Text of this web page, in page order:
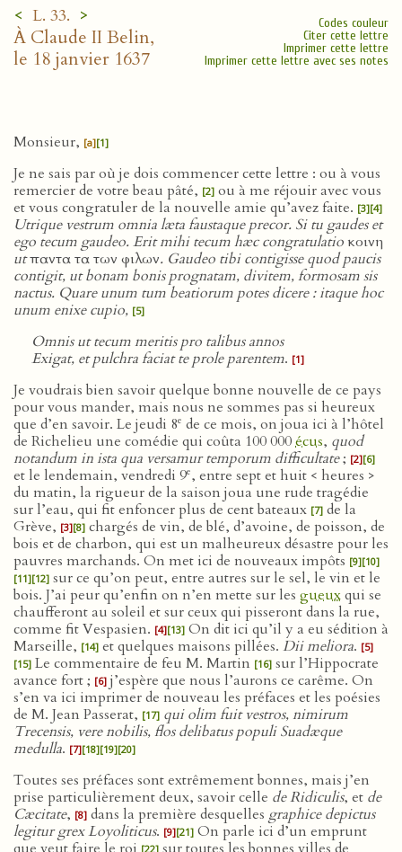
< L. 33. >
À Claude II Belin,
le 18 janvier 1637
Codes couleur
Citer cette lettre
Imprimer cette lettre
Imprimer cette lettre avec ses notes
Monsieur, [a][1]
Je ne sais par où je dois commencer cette lettre : ou à vous
remercier de votre beau pâté, [2] ou à me réjouir avec vous
et vous congratuler de la nouvelle amie qu’avez faite. [3][4]
Utrique vestrum omnia læta faustaque precor. Si tu gaudes et
ego tecum gaudeo. Erit mihi tecum hæc congratulatioκοινη
utπαντα τα των φιλων. Gaudeo tibi contigisse quod paucis
contigit, ut bonam bonis prognatam, divitem, formosam sis
nactus. Quare unum tum beatiorum potes dicere : itaque hoc
unum enixe cupio, [5]
Omnis ut tecum meritis pro talibus annos
Exigat, et pulchra faciat te prole parentem. [1]
Je voudrais bien savoir quelque bonne nouvelle de ce pays
pour vous mander, mais nous ne sommes pas si heureux
que d’en savoir. Le jeudi 8e de ce mois, on joua ici à l’hôtel
de Richelieu une comédie qui coûta 100 000écus, quod
notandum in ista qua versamur temporum difficultate; [2][6]
et le lendemain, vendredi 9e, entre sept et huit < heures >
du matin, la rigueur de la saison joua une rude tragédie
sur l’eau, qui fit enfoncer plus de cent bateaux [7] de la
Grève, [3][8] chargés de vin, de blé, d’avoine, de poisson, de
bois et de charbon, qui est un malheureux désastre pour les
pauvres marchands. On met ici de nouveaux impôts [9][10]
[11][12] sur ce qu’on peut, entre autres sur le sel, le vin et le
bois. J’ai peur qu’enfin on n’en mette sur les gueuxqui se
chaufferont au soleil et sur ceux qui pisseront dans la rue,
comme fit Vespasien. [4][13] On dit ici qu’il y a eu sédition à
Marseille, [14] et quelques maisons pillées. Dii meliora. [5]
[15] Le commentaire de feu M. Martin [16] sur l’Hippocrate
avance fort ; [6] j’espère que nous l’aurons ce carême. On
s’en va ici imprimer de nouveau les préfaces et les poésies
de M. Jean Passerat, [17] qui olim fuit vestros, nimirum
Trecensis, vere nobilis, flos delibatus populi Suadæque
medulla. [7][18][19][20]
Toutes ses préfaces sont extrêmement bonnes, mais j’en
prise particulièrement deux, savoir celle de Ridiculis, et de
Cæcitate, [8] dans la première desquelles graphice depictus
legitur grex Loyoliticus. [9][21] On parle ici d’un emprunt
[22]